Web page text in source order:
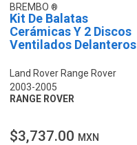
BREMBO
Kit De Balatas
Cerámicas Y 2 Discos
Ventilados Delanteros
Land Rover Range Rover
2003-2005
RANGE ROVER
$3,737.00 MXN